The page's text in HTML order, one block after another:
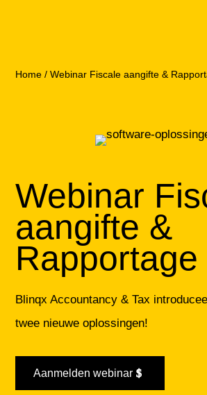
Home /Webinar Fiscale aangifte &
Webinar
aangifte &
Rapportage
Blinqx Accountancy & Tax
twee nieuwe oplossingen!
Aanmelden webinar